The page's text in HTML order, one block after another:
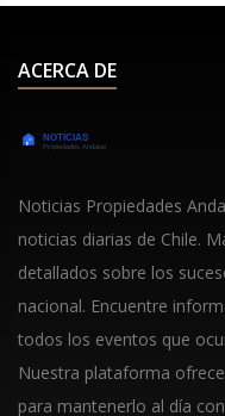
ACERCA DE
Noticias Propiedades
noticias diarias de Chile.
detallados sobre los
nacional. Encuentre
todos los eventos que
Nuestra plataforma
para mantenerlo al día